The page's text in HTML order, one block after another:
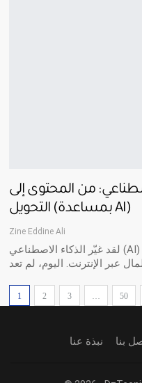
من المحتوى إلى
التحويل (بمساعدة AI)
Zine Eddine Ali
لقد غيّر الذكاء الاصطناعي (AI) تمامًا الطريقة التي ندير بها المدونات،
1 2 3 … 50
نبذة عنا بنا